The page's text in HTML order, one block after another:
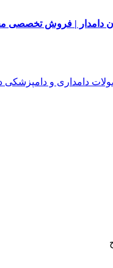
دامدار | فروش تخصصی